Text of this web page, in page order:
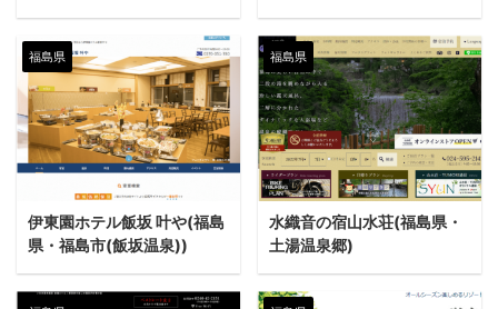
福島県
伊東園ホテル飯坂 叶や(福島
県・福島市(飯坂温泉))
福島県
水織音の宿山水荘(福島県・
土湯温泉郷)